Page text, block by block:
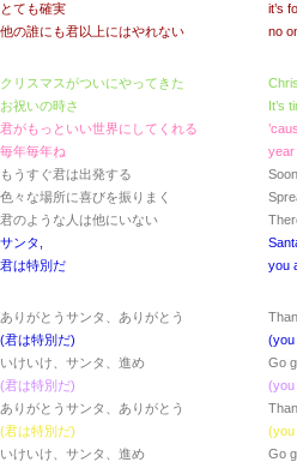
とても確実
他の誰にも君以上にはやれない
クリスマスがついにやってきた
お祝いの時さ
君がもっといい世界にしてくれる
毎年毎年ね
もうすぐ君は出発する
色々な場所に喜びを振りまく
君のような人は他にいない
サンタ,
君は特別だ
ありがとうサンタ、ありがとう
(君は特別だ)
いけいけ、サンタ、進め
(君は特別だ)
ありがとうサンタ、ありがとう
(君は特別だ)
いけいけ、サンタ、進め
it’s
no
It’s
year
you
(you
Go
(you
(you
Go